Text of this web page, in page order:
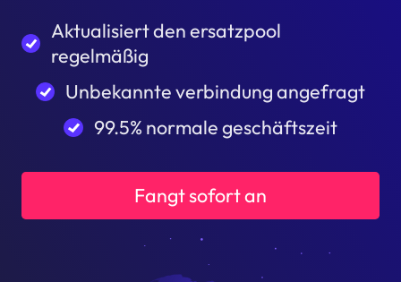
Aktualisiert den ersatzpool
regelmäßig
Unbekannte verbindung angefragt
99.5% normale geschäftszeit
Fangt sofort an